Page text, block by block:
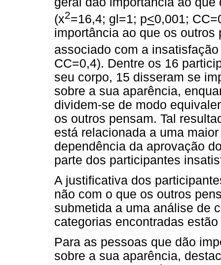
(x2=16,4; gl=1; p<0,001;
importância ao que os
associado com a
CC=0,4). Dentre os 16
seu corpo, 15 disseram se
sobre a sua aparência,
dividem-se de modo
os outros pensam. Tal
está relacionada a uma
dependência da aprovação
parte dos participantes
A justificativa dos
não com o que os outros
submetida a uma análise de
categorias encontradas
Para as pessoas que dão
sobre a sua aparência,